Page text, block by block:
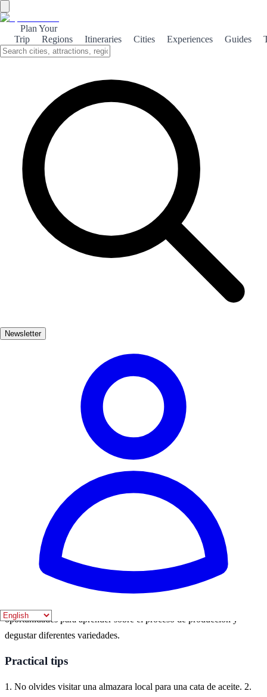
Plan Your
Trip
Regions Itineraries Cities Experiences Guides
Newsletter
Discover Jaén, Spain's olive oil capital, where rich flavors and
stunning landscapes intertwine, offering a unique culinary
experience.
About the theme
Jaén, nestled in the heart of Andalusia, is renowned for its
exceptional olive oil production. The region's unique climate and
fertile soil create the perfect conditions for cultivating olives, making
it a paradise for food lovers. Visitors can explore the picturesque
olive groves that blanket the hillsides, partake in guided tours of
local oil mills, and taste some of the finest extra virgin olive oils.
Each drop encapsulates the essence of the land, reflecting the
dedication of local farmers. Beyond the culinary delights, Jaén
Jaén is not just about oil; it's an immersion into a vibrant culture.
3-7 díasMedio
La mejor época del año para visitar Jaén es durante la primavera y el
verano, cuando las temperaturas son agradables y se celebran
diversas festividades relacionadas con el aceite. Además, es el
momento ideal para disfrutar de la belleza de los olivares en plena
Where to experience it
En Jaén, España, puedes experimentar la cultura del aceite de oliva
en numerosas almazaras y fincas. La región es famosa por su
oportunidades para aprender sobre el proceso de producción y
degustar diferentes variedades.
Practical tips
1. No olvides visitar una almazara local para una cata de aceite. 2.